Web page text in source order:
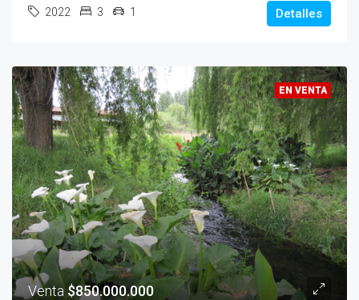
2022 3 1 Detalles
EN VENTA
Venta $850.000.000